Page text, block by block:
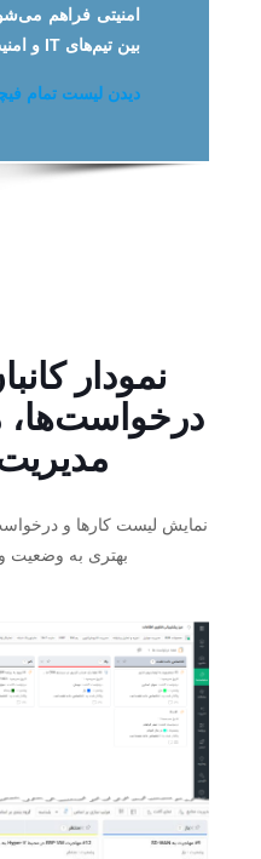
امنیتی فراهم
بین تیم‌های IT و امنیت را بهبود می‌بخشد.
دیدن لیست تمام
نمودار
درخواست‌ها،
نمایش لیست کارها و
بهتری به وضعیت